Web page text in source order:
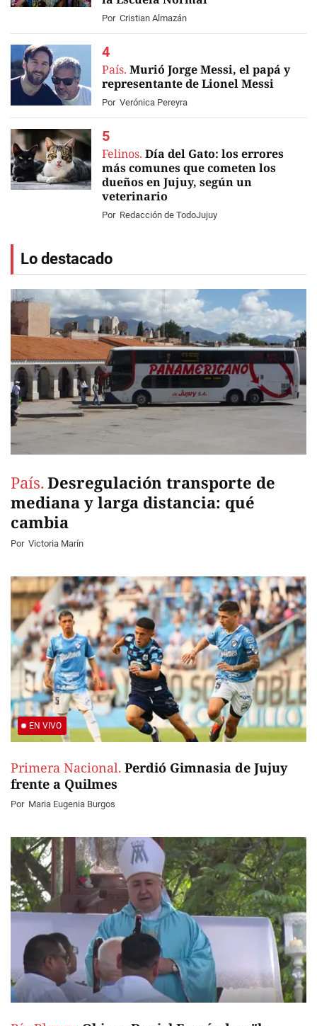
Por Cristian Almazán
País. Murió Jorge Messi, el papá y
representante de Lionel Messi
Por Verónica Pereyra
Felinos. Día del Gato: los errores
más comunes que cometen los
dueños en Jujuy, según un
veterinario
Por Redacción de TodoJujuy
Lo destacado
País. Desregulación transporte de
mediana y larga distancia: qué
cambia
Por Victoria Marín
EN VIVO
Primera Nacional. Perdió Gimnasia de Jujuy
frente a Quilmes
Por Maria Eugenia Burgos